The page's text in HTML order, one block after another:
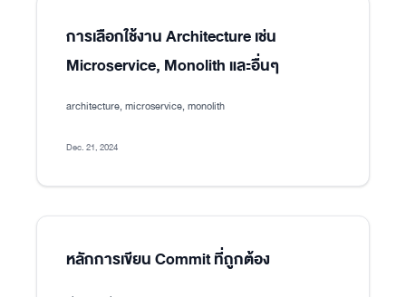
การเลือกใช้งาน Architecture เช่น
Microservice, Monolith และอื่นๆ
architecture, microservice, monolith
Dec. 21, 2024
หลักการเขียน Commit ที่ถูกต้อง